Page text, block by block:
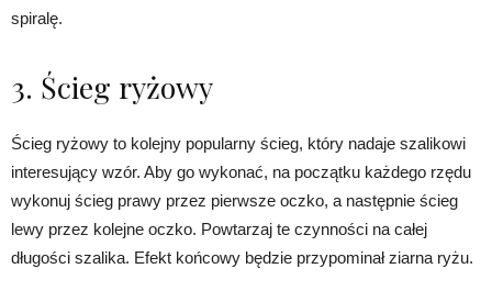
spiralę.
3. Ścieg ryżowy
Ścieg ryżowy to kolejny popularny ścieg, który nadaje szalikowi
interesujący wzór. Aby go wykonać, na początku każdego rzędu
wykonuj ścieg prawy przez pierwsze oczko, a następnie ścieg
lewy przez kolejne oczko. Powtarzaj te czynności na całej
długości szalika. Efekt końcowy będzie przypominał ziarna ryżu.